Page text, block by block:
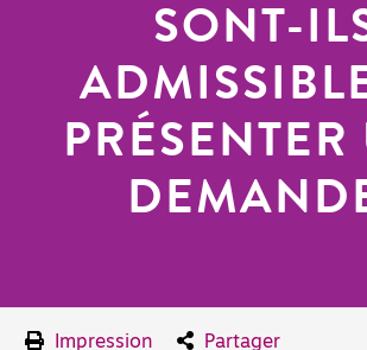
SONT-
PRÉSENTER
Impression Partager